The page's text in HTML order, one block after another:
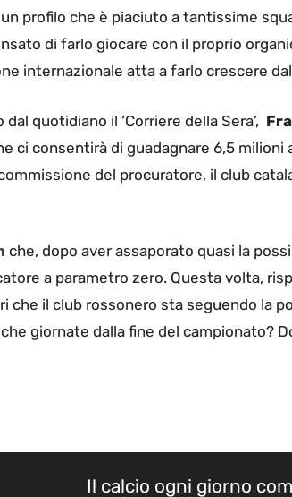
profilo che è piaciuto a tantissime
di farlo giocare con il proprio
internazionale atta a farlo crescere
quotidiano il ‘Corriere della Sera’,
ci consentirà di guadagnare 6,5 milioni
del procuratore, il club
che, dopo aver assaporato quasi la
a parametro zero. Questa volta,
che il club rossonero sta seguendo la
giornate dalla fine del campionato?
Il calcio ogni giorno